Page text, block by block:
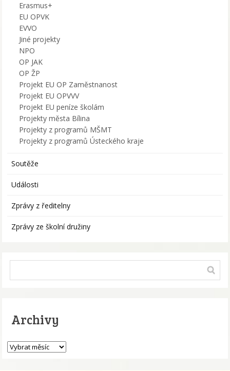
Erasmus+
EU OPVK
EVVO
Jiné projekty
NPO
OP JAK
OP ŽP
Projekt EU OP Zaměstnanost
Projekt EU OPVVV
Projekt EU peníze školám
Projekty města Bílina
Projekty z programů MŠMT
Projekty z programů Ústeckého kraje
Soutěže
Události
Zprávy z ředitelny
Zprávy ze školní družiny
Archivy